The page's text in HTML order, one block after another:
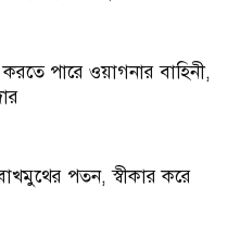
পারে ওয়াগনার বাহিনী,
পতন, স্বীকার করে